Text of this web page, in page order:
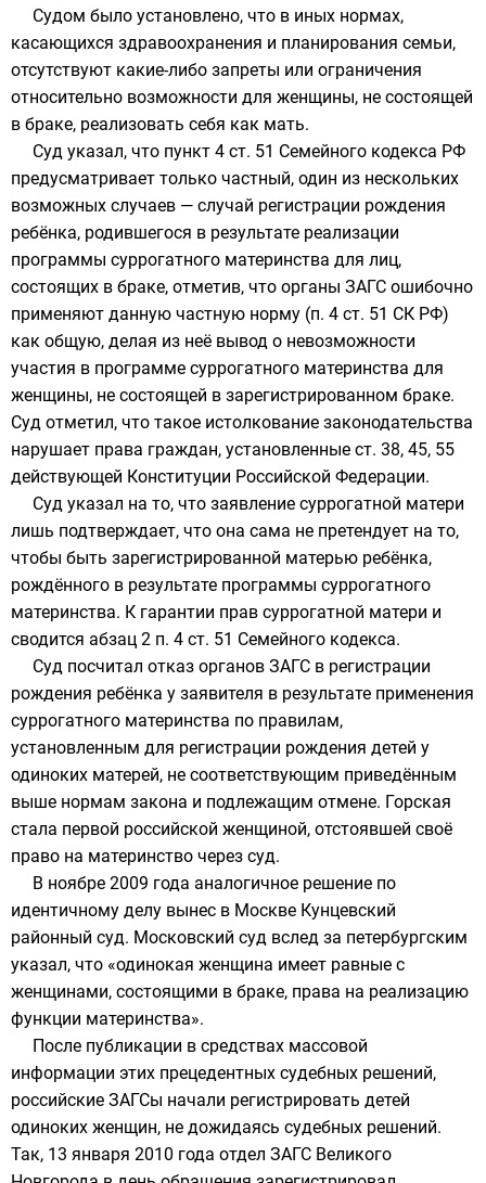
Судом было установлено, что в иных нормах,
касающихся здравоохранения и планирования семьи,
отсутствуют какие-либо запреты или ограничения
относительно возможности для женщины, не состоящей
в браке, реализовать себя как мать.
Суд указал, что пункт 4 ст. 51 Семейного кодекса РФ
предусматривает только частный, один из нескольких
возможных случаев — случай регистрации рождения
ребёнка, родившегося в результате реализации
программы суррогатного материнства для лиц,
состоящих в браке, отметив, что органы ЗАГС ошибочно
применяют данную частную норму (п. 4 ст. 51 СК РФ)
как общую, делая из неё вывод о невозможности
участия в программе суррогатного материнства для
женщины, не состоящей в зарегистрированном браке.
Суд отметил, что такое истолкование законодательства
нарушает права граждан, установленные ст. 38, 45, 55
действующей Конституции Российской Федерации.
Суд указал на то, что заявление суррогатной матери
лишь подтверждает, что она сама не претендует на то,
чтобы быть зарегистрированной матерью ребёнка,
рождённого в результате программы суррогатного
материнства. К гарантии прав суррогатной матери и
сводится абзац 2 п. 4 ст. 51 Семейного кодекса.
Суд посчитал отказ органов ЗАГС в регистрации
рождения ребёнка у заявителя в результате применения
суррогатного материнства по правилам,
установленным для регистрации рождения детей у
одиноких матерей, не соответствующим приведённым
выше нормам закона и подлежащим отмене. Горская
стала первой российской женщиной, отстоявшей своё
право на материнство через суд.
В ноябре 2009 года аналогичное решение по
идентичному делу вынес в Москве Кунцевский
районный суд. Московский суд вслед за петербургским
указал, что «одинокая женщина имеет равные с
женщинами, состоящими в браке, права на реализацию
функции материнства».
После публикации в средствах массовой
информации этих прецедентных судебных решений,
российские ЗАГСы начали регистрировать детей
одиноких женщин, не дожидаясь судебных решений.
Так, 13 января 2010 года отдел ЗАГС Великого